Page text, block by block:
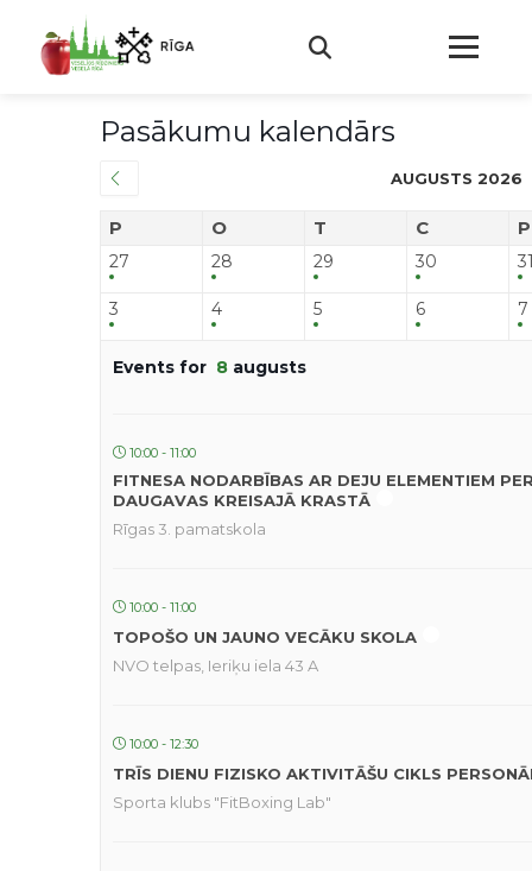
Pasākumu kalendārs
AUGUSTS 2026
P O T C
27 28 29 30
3 4 5 6 7
Events for 8 augusts
10:00 - 11:00
FITNESA NODARBĪBAS AR DEJU ELEMENTIEM
DAUGAVAS KREISAJĀ KRASTĀ
Rīgas 3. pamatskola
10:00 - 11:00
TOPOŠO UN JAUNO VECĀKU SKOLA
NVO telpas, Ieriķu iela 43 A
10:00 - 12:30
TRĪS DIENU FIZISKO AKTIVITĀŠU CIKLS
Sporta klubs "FitBoxing Lab"